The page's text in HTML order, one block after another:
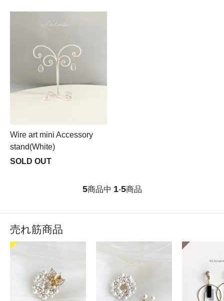
Wire art mini Accessory
stand(White)
SOLD OUT
5商品中 1-5商品
売れ筋商品